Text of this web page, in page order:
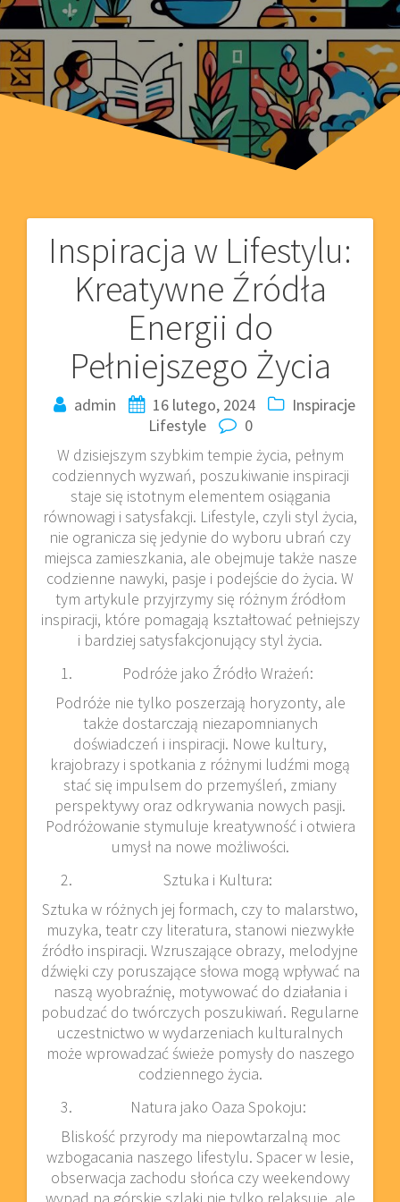
Inspiracja w Lifestylu:
Kreatywne Źródła
Energii do
Pełniejszego Życia
admin 16 lutego, 2024
Inspiracje
Lifestyle
0
W dzisiejszym szybkim tempie życia, pełnym
codziennych wyzwań, poszukiwanie inspiracji
staje się istotnym elementem osiągania
równowagi i satysfakcji. Lifestyle, czyli styl życia,
nie ogranicza się jedynie do wyboru ubrań czy
miejsca zamieszkania, ale obejmuje także nasze
codzienne nawyki, pasje i podejście do życia. W
tym artykule przyjrzymy się różnym źródłom
inspiracji, które pomagają kształtować pełniejszy
i bardziej satysfakcjonujący styl życia.
Podróże jako Źródło Wrażeń:
Podróże nie tylko poszerzają horyzonty, ale
także dostarczają niezapomnianych
doświadczeń i inspiracji. Nowe kultury,
krajobrazy i spotkania z różnymi ludźmi mogą
stać się impulsem do przemyśleń, zmiany
perspektywy oraz odkrywania nowych pasji.
Podróżowanie stymuluje kreatywność i otwiera
umysł na nowe możliwości.
Sztuka i Kultura:
Sztuka w różnych jej formach, czy to malarstwo,
muzyka, teatr czy literatura, stanowi niezwykłe
źródło inspiracji. Wzruszające obrazy, melodyjne
dźwięki czy poruszające słowa mogą wpływać na
naszą wyobraźnię, motywować do działania i
pobudzać do twórczych poszukiwań. Regularne
uczestnictwo w wydarzeniach kulturalnych
może wprowadzać świeże pomysły do naszego
codziennego życia.
Natura jako Oaza Spokoju:
Bliskość przyrody ma niepowtarzalną moc
wzbogacania naszego lifestylu. Spacer w lesie,
obserwacja zachodu słońca czy weekendowy
wypad na górskie szlaki nie tylko relaksuje, ale
Nawigacja
wpisu